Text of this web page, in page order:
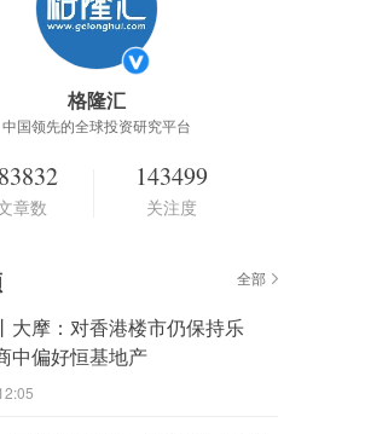
格隆汇
中国领先的全球投资研究平台
章数
143499
关注度
全部
大摩：对香港楼市仍保持乐
中偏好恒基地产